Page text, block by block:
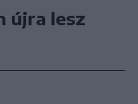
újra lesz